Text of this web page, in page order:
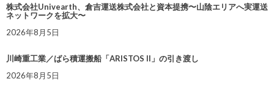
株式会社Univearth、倉吉運送株式会社と資本提携〜山陰エリアへ実運送
ネットワークを拡大〜
2026年8月5日
川崎重工業／ばら積運搬船「ARISTOS II」の引き渡し
2026年8月5日